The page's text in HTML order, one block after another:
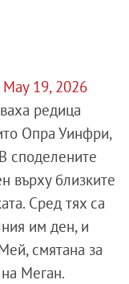
May 19, 2026
редица
Опра Уинфри,
споделените
върху близките
Сред тях са
им ден, и
смятана за
Меган.